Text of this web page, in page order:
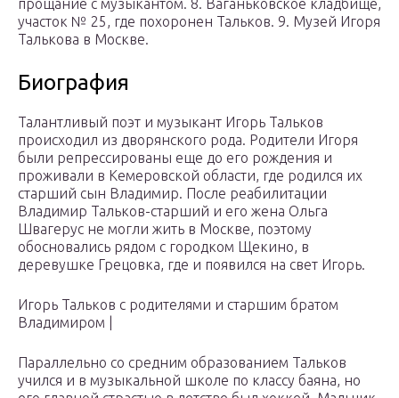
прощание с музыкантом. 8. Ваганьковское кладбище,
участок № 25, где похоронен Тальков. 9. Музей Игоря
Талькова в Москве.
Биография
Талантливый поэт и музыкант Игорь Тальков
происходил из дворянского рода. Родители Игоря
были репрессированы еще до его рождения и
проживали в Кемеровской области, где родился их
старший сын Владимир. После реабилитации
Владимир Тальков-старший и его жена Ольга
Швагерус не могли жить в Москве, поэтому
обосновались рядом с городком Щекино, в
деревушке Грецовка, где и появился на свет Игорь.
Игорь Тальков с родителями и старшим братом
Владимиром |
Параллельно со средним образованием Тальков
учился и в музыкальной школе по классу баяна, но